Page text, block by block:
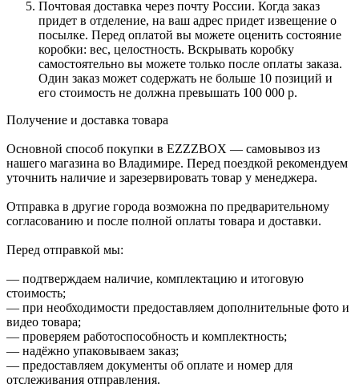
Почтовая доставка через почту России. Когда заказ
придет в отделение, на ваш адрес придет извещение о
посылке. Перед оплатой вы можете оценить состояние
коробки: вес, целостность. Вскрывать коробку
самостоятельно вы можете только после оплаты заказа.
Один заказ может содержать не больше 10 позиций и
его стоимость не должна превышать 100 000 р.
Получение и доставка товара
Основной способ покупки в EZZZBOX — самовывоз из
нашего магазина во Владимире. Перед поездкой рекомендуем
уточнить наличие и зарезервировать товар у менеджера.
Отправка в другие города возможна по предварительному
согласованию и после полной оплаты товара и доставки.
Перед отправкой мы:
— подтверждаем наличие, комплектацию и итоговую
стоимость;
— при необходимости предоставляем дополнительные фото и
видео товара;
— проверяем работоспособность и комплектность;
— надёжно упаковываем заказ;
— предоставляем документы об оплате и номер для
отслеживания отправления.